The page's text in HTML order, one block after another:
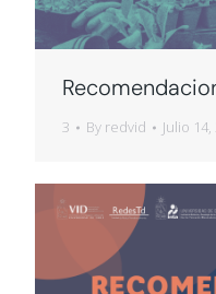
3 By redvid Julio